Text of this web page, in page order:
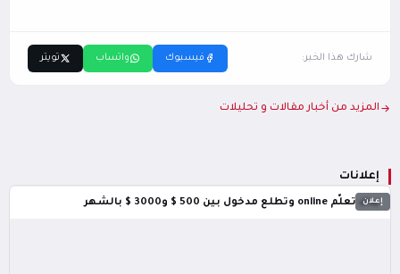
إعلانات
إعلان
بدك تعلّم online وتطلع مدخول بين 500 $ و3000 $ بالشهر
شارك هذا الخبر: فيسبوك واتساب تويتر
المزيد من أخبار مقالات و تحليلات